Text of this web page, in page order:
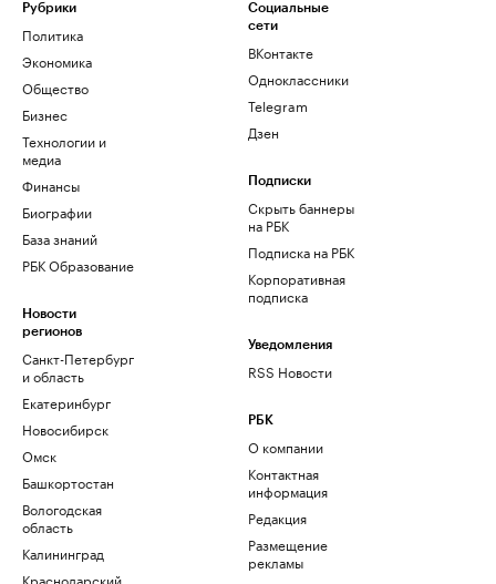
Рубрики
Политика
Экономика
Общество
Бизнес
Технологии и
медиа
Финансы
Биографии
База знаний
РБК Образование
Новости
регионов
Санкт-Петербург
и область
Екатеринбург
Новосибирск
Омск
Башкортостан
Вологодская
область
Калининград
Краснодарский
Социальные
сети
ВКонтакте
Одноклассники
Telegram
Дзен
Подписки
Скрыть баннеры
на РБК
Подписка на РБК
Корпоративная
подписка
Уведомления
RSS Новости
РБК
О компании
Контактная
информация
Редакция
Размещение
рекламы